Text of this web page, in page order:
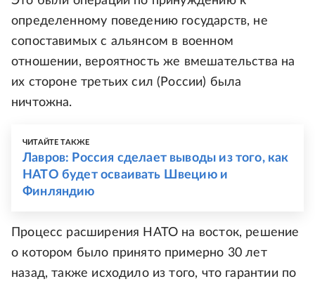
определенному поведению государств, не
сопоставимых с альянсом в военном
отношении, вероятность же вмешательства на
их стороне третьих сил (России) была
ничтожна.
ЧИТАЙТЕ ТАКЖЕ
Лавров: Россия сделает выводы из того, как
НАТО будет осваивать Швецию и
Финляндию
Процесс расширения НАТО на восток, решение
о котором было принято примерно 30 лет
назад, также исходило из того, что гарантии по